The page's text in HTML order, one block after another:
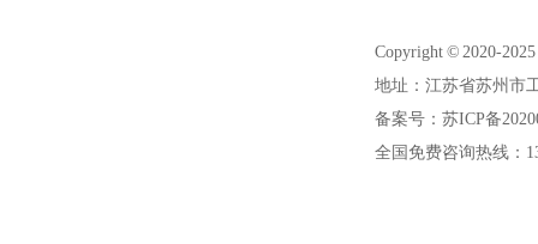
Copyright © 2020-
地址：江苏省苏州市
备案号：苏ICP备
全国免费咨询热线：